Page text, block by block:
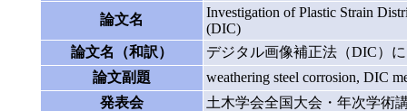
論文名
Investigation of Plastic Strain
(DIC)
論文名（和訳）
デジタル画像補正法（DIC）
論文副題
weathering steel corrosion, DIC
発表会
土木学会全国大会・年次学術